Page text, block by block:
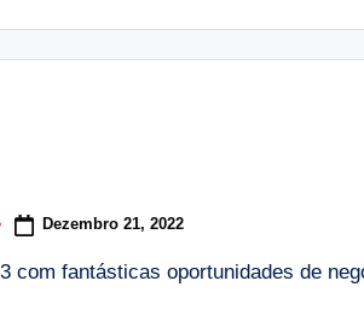
Dezembro 21, 2022
com fantásticas oportunidades de